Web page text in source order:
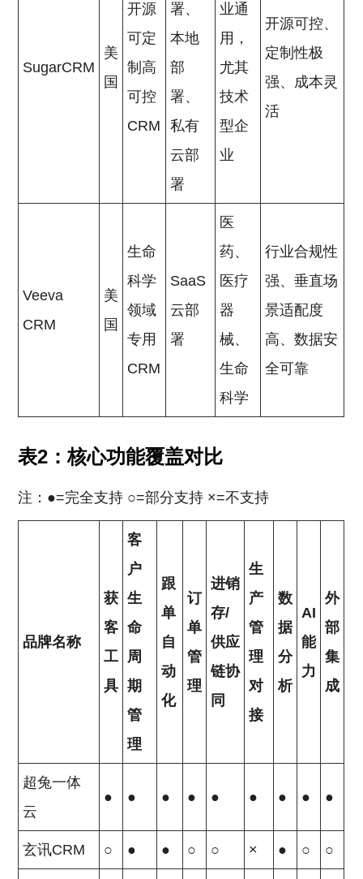
SugarCRM
美
国
开源
可定
制高
可控
CRM
署、
本地
部
署、
私有
云部
署
业通
用，
尤其
技术
型企
业
开源可控、
定制性极
强、成本灵
活
Veeva
CRM
美
国
生命
科学
领域
专用
CRM
SaaS
云部
署
医
药、
医疗
器
械、
生命
科学
行业合规性
强、垂直场
景适配度
高、数据安
全可靠
表2：核心功能覆盖对比
注：●=完全支持 ○=部分支持 ×=不支持
品牌名称
获
客
工
具
客
户
生
命
周
期
管
理
跟
单
自
动
化
订
单
管
理
进销
存/
供应
链协
同
生
产
管
理
对
接
数
据
分
析
AI
能
力
外
部
集
成
超兔一体
云
● ● ● ● ● ● ● ● ●
玄讯CRM ○ ● ● ○ ○ × ● ○ ○